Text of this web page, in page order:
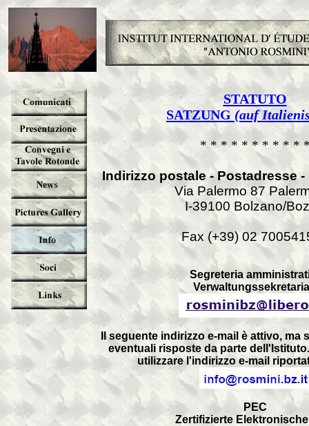
STATUTO
SATZUNG (auf
* * * * * * * * * *
Indirizzo postale - Postadresse
Via Palermo 87
I-39100 Bolzano/
Fax (+39) 02
Segreteria
Il seguente indirizzo e-mail è attivo, ma
eventuali risposte da parte
utilizzare l'indirizzo e-mail
PEC
Zertifizierte